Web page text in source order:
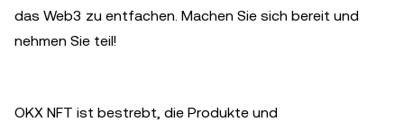
das Web3 zu entfachen. Machen Sie sich bereit und
nehmen Sie teil!
OKX NFT ist bestrebt, die Produkte und